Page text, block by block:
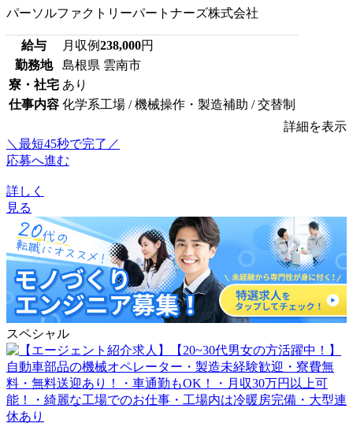
パーソルファクトリーパートナーズ株式会社
給与 月収例238,000円
勤務地
島根県 雲南市
寮・社宅 あり
仕事内容 化学系工場 / 機械操作・製造補助 / 交替制
詳細を表示
＼最短45秒で完了／
応募へ進む
詳しく
見る
スペシャル